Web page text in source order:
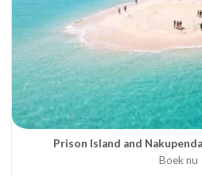
Prison Island and
Boek nu